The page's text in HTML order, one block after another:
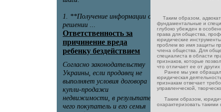
Таким образом, адвокат
фундаментальные и
глубоко убежден в
права для общества,
юридические
проблем во имя защиты
члена общества. Для
специалиста в области
признаков, которые
что отличает ее от
Ранее мы уже
юридическая
признакам отвечает
управленческой,
Таким образом,
охарактеризовать